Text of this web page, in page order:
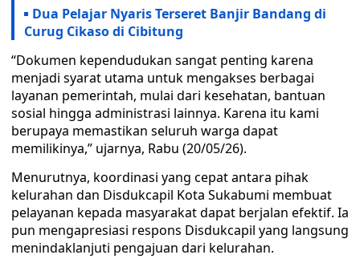
Dua Pelajar Nyaris Terseret Banjir Bandang di
Curug Cikaso di Cibitung
“Dokumen kependudukan sangat penting karena
menjadi syarat utama untuk mengakses berbagai
layanan pemerintah, mulai dari kesehatan, bantuan
sosial hingga administrasi lainnya. Karena itu kami
berupaya memastikan seluruh warga dapat
memilikinya,” ujarnya, Rabu (20/05/26).
Menurutnya, koordinasi yang cepat antara pihak
kelurahan dan Disdukcapil Kota Sukabumi membuat
pelayanan kepada masyarakat dapat berjalan efektif. Ia
pun mengapresiasi respons Disdukcapil yang langsung
menindaklanjuti pengajuan dari kelurahan.